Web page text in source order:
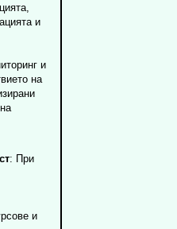
и
и
на
: При
и